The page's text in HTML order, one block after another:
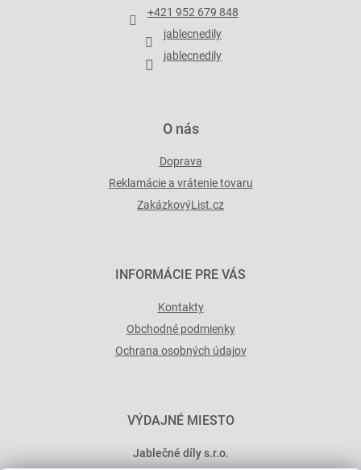
p
r
v
k
i
u
+421 952 679 848
jablecnedily
jablecnedily
O nás
Doprava
Reklamácie a vrátenie tovaru
ZakázkovýList.cz
INFORMÁCIE PRE VÁS
Kontakty
Obchodné podmienky
Ochrana osobných údajov
VÝDAJNÉ MIESTO
Jablečné díly s.r.o.